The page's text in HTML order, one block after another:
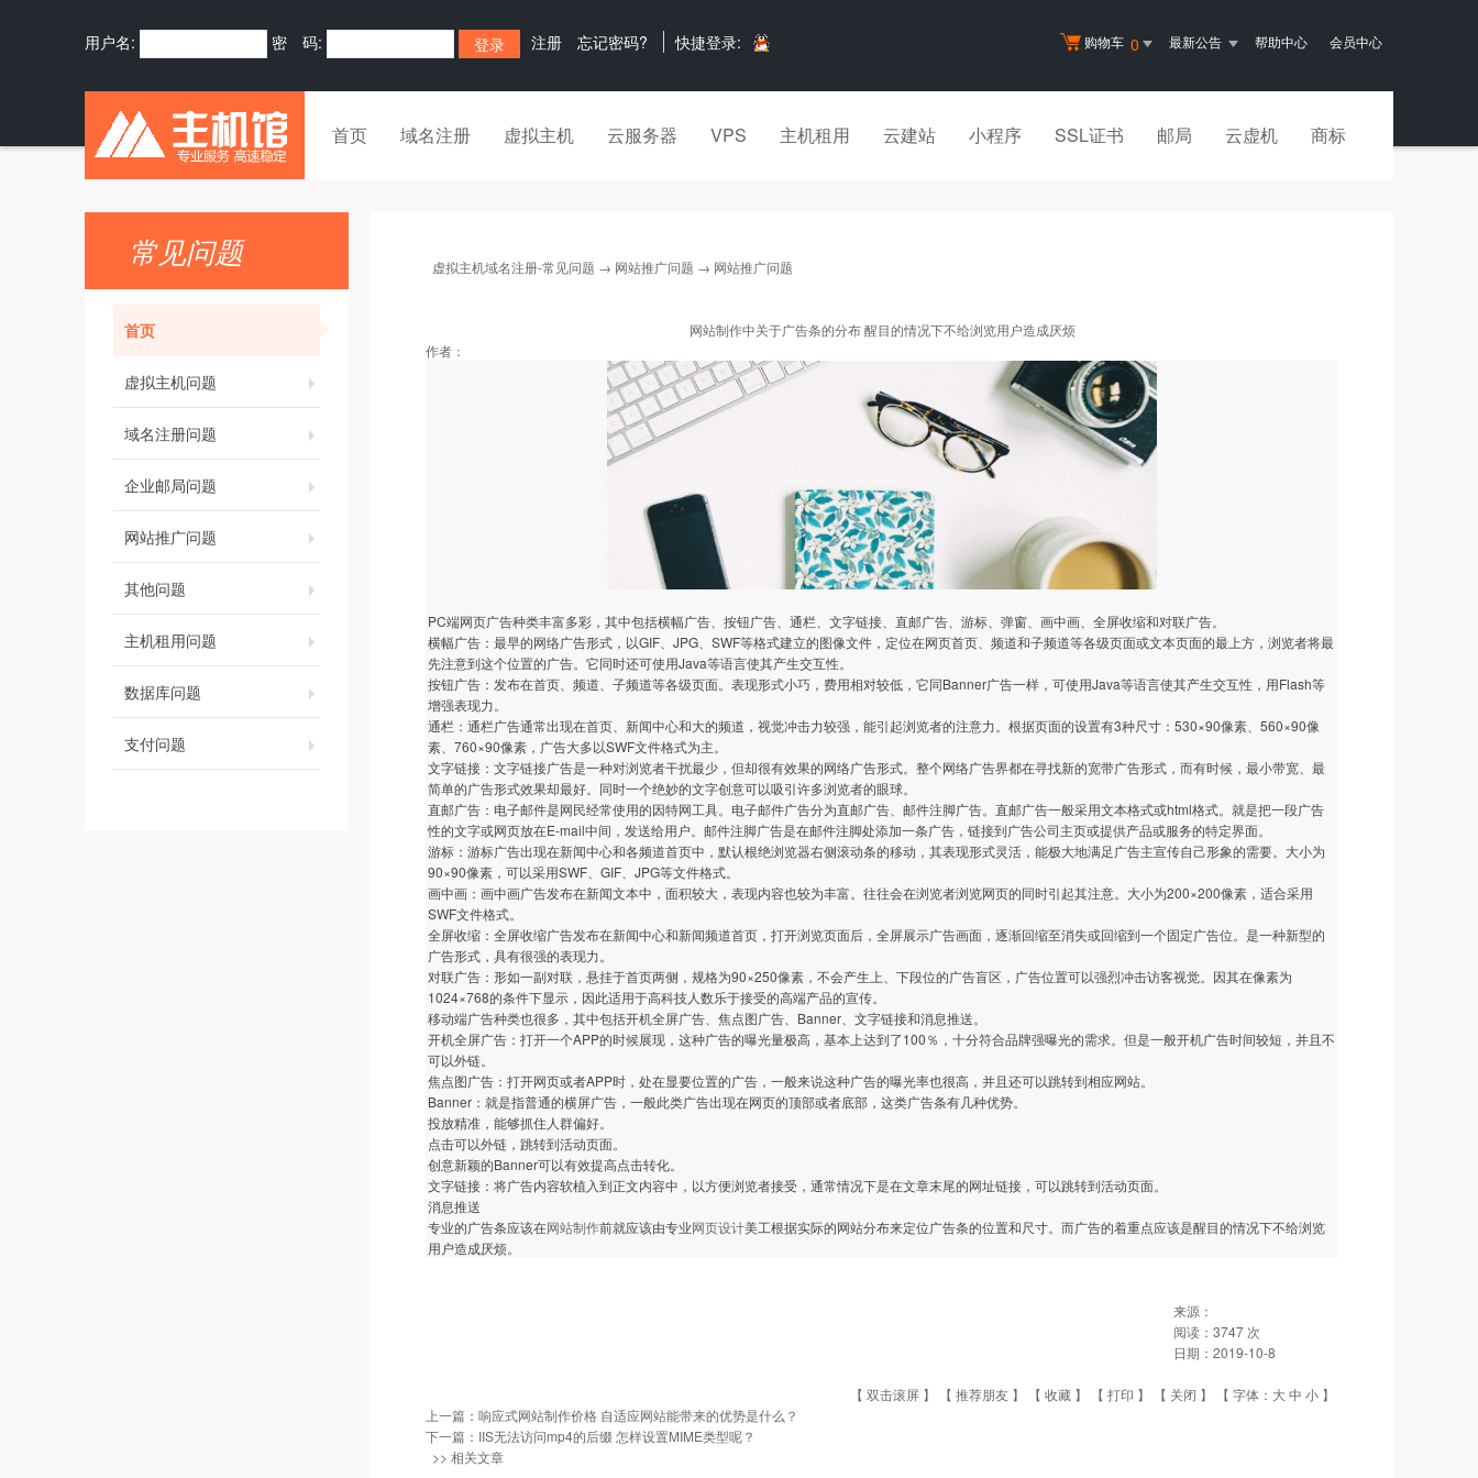
购物车 0 最新公告 帮助中心 会员中心
用户名: 密 码: 注册 忘记密码? 快捷登录:
首页 域名注册 虚拟主机 云服务器 VPS 主机租用 云建站 小程序 SSL证书 邮局 云虚机 商标
常见问题
首页
虚拟主机问题
域名注册问题
企业邮局问题
网站推广问题
其他问题
主机租用问题
数据库问题
支付问题
虚拟主机域名注册-常见问题 → 网站推广问题 → 网站推广问题
网站制作中关于广告条的分布 醒目的情况下不给浏览用户造成厌烦
作者：
PC端网页广告种类丰富多彩，其中包括横幅广告、按钮广告、通栏、文字链接、直邮广告、游标、弹窗、画中画、全屏收缩和对联广告。
横幅广告：最早的网络广告形式，以GIF、JPG、SWF等格式建立的图像文件，定位在网页首页、频道和子频道等各级页面或文本页面的最上方，浏览者将最
先注意到这个位置的广告。它同时还可使用Java等语言使其产生交互性。
按钮广告：发布在首页、频道、子频道等各级页面。表现形式小巧，费用相对较低，它同Banner广告一样，可使用Java等语言使其产生交互性，用Flash等
增强表现力。
通栏：通栏广告通常出现在首页、新闻中心和大的频道，视觉冲击力较强，能引起浏览者的注意力。根据页面的设置有3种尺寸：530×90像素、560×90像
素、760×90像素，广告大多以SWF文件格式为主。
文字链接：文字链接广告是一种对浏览者干扰最少，但却很有效果的网络广告形式。整个网络广告界都在寻找新的宽带广告形式，而有时候，最小带宽、最
简单的广告形式效果却最好。同时一个绝妙的文字创意可以吸引许多浏览者的眼球。
直邮广告：电子邮件是网民经常使用的因特网工具。电子邮件广告分为直邮广告、邮件注脚广告。直邮广告一般采用文本格式或html格式。就是把一段广告
性的文字或网页放在E-mail中间，发送给用户。邮件注脚广告是在邮件注脚处添加一条广告，链接到广告公司主页或提供产品或服务的特定界面。
游标：游标广告出现在新闻中心和各频道首页中，默认根绝浏览器右侧滚动条的移动，其表现形式灵活，能极大地满足广告主宣传自己形象的需要。大小为
90×90像素，可以采用SWF、GIF、JPG等文件格式。
画中画：画中画广告发布在新闻文本中，面积较大，表现内容也较为丰富。往往会在浏览者浏览网页的同时引起其注意。大小为200×200像素，适合采用
SWF文件格式。
全屏收缩：全屏收缩广告发布在新闻中心和新闻频道首页，打开浏览页面后，全屏展示广告画面，逐渐回缩至消失或回缩到一个固定广告位。是一种新型的
广告形式，具有很强的表现力。
对联广告：形如一副对联，悬挂于首页两侧，规格为90×250像素，不会产生上、下段位的广告盲区，广告位置可以强烈冲击访客视觉。因其在像素为
1024×768的条件下显示，因此适用于高科技人数乐于接受的高端产品的宣传。
移动端广告种类也很多，其中包括开机全屏广告、焦点图广告、Banner、文字链接和消息推送。
开机全屏广告：打开一个APP的时候展现，这种广告的曝光量极高，基本上达到了100％，十分符合品牌强曝光的需求。但是一般开机广告时间较短，并且不
可以外链。
焦点图广告：打开网页或者APP时，处在显要位置的广告，一般来说这种广告的曝光率也很高，并且还可以跳转到相应网站。
Banner：就是指普通的横屏广告，一般此类广告出现在网页的顶部或者底部，这类广告条有几种优势。
投放精准，能够抓住人群偏好。
点击可以外链，跳转到活动页面。
创意新颖的Banner可以有效提高点击转化。
文字链接：将广告内容软植入到正文内容中，以方便浏览者接受，通常情况下是在文章末尾的网址链接，可以跳转到活动页面。
消息推送
专业的广告条应该在网站制作前就应该由专业网页设计美工根据实际的网站分布来定位广告条的位置和尺寸。而广告的着重点应该是醒目的情况下不给浏览
用户造成厌烦。
来源：
阅读： 3747 次
日期： 2019-10-8
【 双击滚屏 】 【 推荐朋友 】 【 收藏 】 【 打印 】 【 关闭 】 【 字体： 大中 小 】
上一篇： 响应式网站制作价格 自适应网站能带来的优势是什么？
下一篇： IIS无法访问mp4的后缀 怎样设置MIME类型呢？
>> 相关文章